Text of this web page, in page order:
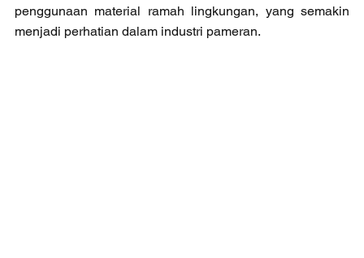
penggunaan material ramah lingkungan, yang semakin
menjadi perhatian dalam industri pameran.